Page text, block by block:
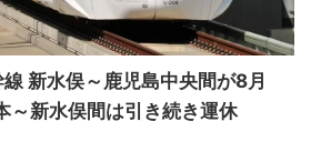
線 新水俣～鹿児島中央間が8月
～新水俣間は引き続き運休